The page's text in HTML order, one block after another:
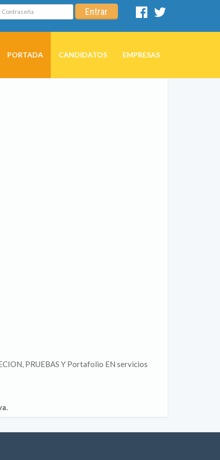
Entrar
Facebook
PORTADA CANDIDATOS EMPRESAS
PRUEBAS Y Portafolio EN servicios